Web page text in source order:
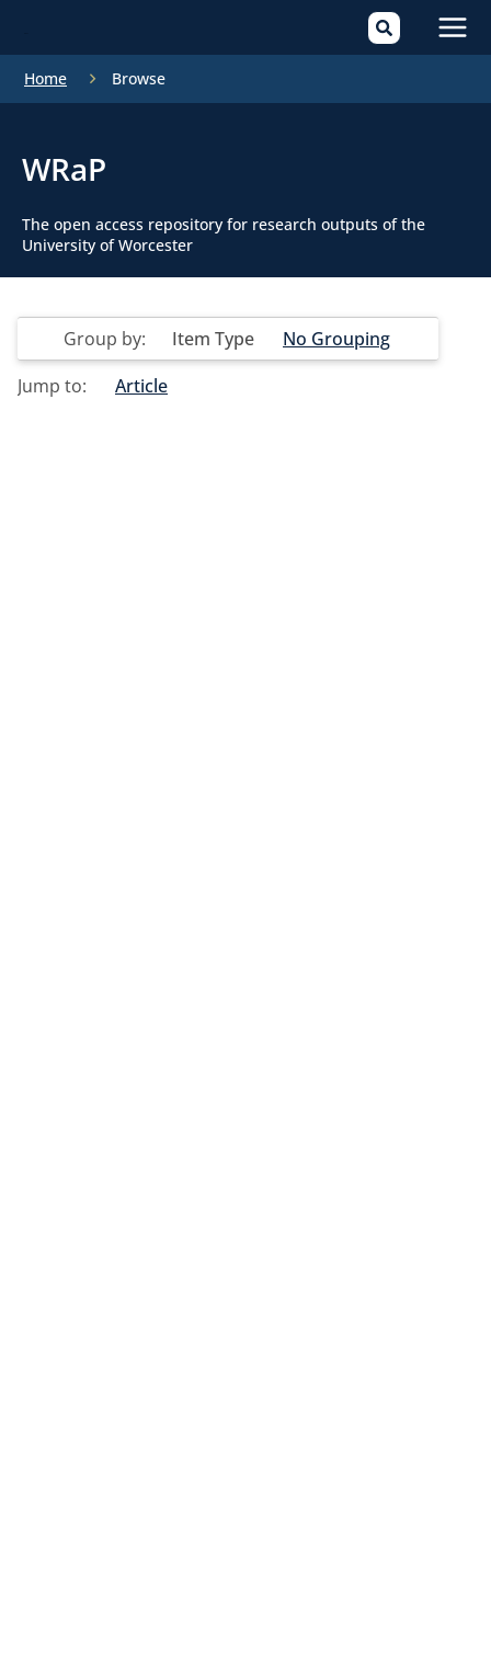
Home Browse
WRaP
The open access repository for research outputs of the
University of Worcester
Group by: Item Type
No Grouping
Jump to:
Article